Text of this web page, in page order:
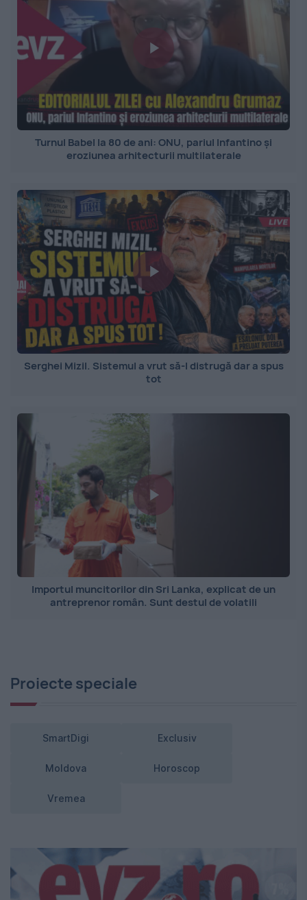
Turnul Babel la 80 de ani: ONU, pariul Infantino și
eroziunea arhitecturii multilaterale
Serghei Mizil. Sistemul a vrut să-l distrugă dar a spus
tot
Importul muncitorilor din Sri Lanka, explicat de un
antreprenor român. Sunt destul de volatili
Proiecte speciale
SmartDigi Exclusiv
Moldova Horoscop
Vremea